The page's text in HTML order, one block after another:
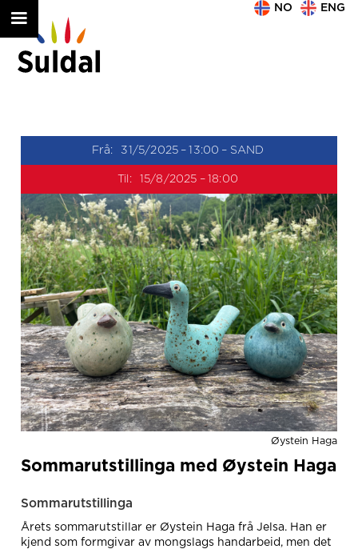
NO ENG
Frå: 31/5/2025 – 13:00 – SAND
Til: 15/8/2025 – 18:00
Øystein Haga
Sommarutstillinga med Øystein Haga
Sommarutstillinga
Årets sommarutstillar er Øystein Haga frå Jelsa. Han er
kjend som formgivar av mongslags handarbeid, men det